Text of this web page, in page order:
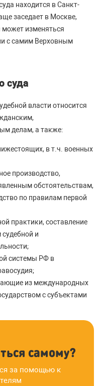
находится в Санкт-
заседает в Москве,
может изменяться
с самим Верховным
суда
власти относится
делам, а также:
в т.ч. военных
производство,
обстоятельствам,
по правилам первой
практики, составление
и
системы РФ в
из международных
с субъектами
самому?
за помощью к